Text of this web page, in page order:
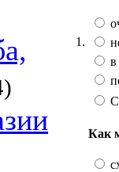
1.
в
Как